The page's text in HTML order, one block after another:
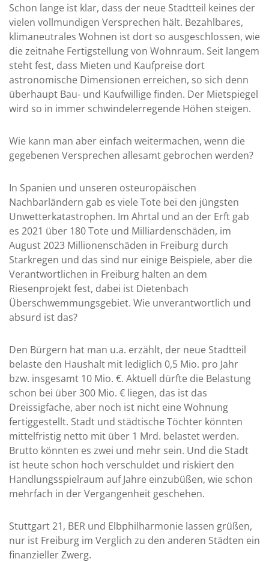
Schon lange ist klar, dass der neue Stadtteil keines der
vielen vollmundigen Versprechen hält. Bezahlbares,
klimaneutrales Wohnen ist dort so ausgeschlossen, wie
die zeitnahe Fertigstellung von Wohnraum. Seit langem
steht fest, dass Mieten und Kaufpreise dort
astronomische Dimensionen erreichen, so sich denn
überhaupt Bau- und Kaufwillige finden. Der Mietspiegel
wird so in immer schwindelerregende Höhen steigen.
Wie kann man aber einfach weitermachen, wenn die
gegebenen Versprechen allesamt gebrochen werden?
In Spanien und unseren osteuropäischen
Nachbarländern gab es viele Tote bei den jüngsten
Unwetterkatastrophen. Im Ahrtal und an der Erft gab
es 2021 über 180 Tote und Milliardenschäden, im
August 2023 Millionenschäden in Freiburg durch
Starkregen und das sind nur einige Beispiele, aber die
Verantwortlichen in Freiburg halten an dem
Riesenprojekt fest, dabei ist Dietenbach
Überschwemmungsgebiet. Wie unverantwortlich und
absurd ist das?
Den Bürgern hat man u.a. erzählt, der neue Stadtteil
belaste den Haushalt mit lediglich 0,5 Mio. pro Jahr
bzw. insgesamt 10 Mio. €. Aktuell dürfte die Belastung
schon bei über 300 Mio. € liegen, das ist das
Dreissigfache, aber noch ist nicht eine Wohnung
fertiggestellt. Stadt und städtische Töchter könnten
mittelfristig netto mit über 1 Mrd. belastet werden.
Brutto könnten es zwei und mehr sein. Und die Stadt
ist heute schon hoch verschuldet und riskiert den
Handlungsspielraum auf Jahre einzubüßen, wie schon
mehrfach in der Vergangenheit geschehen.
Stuttgart 21, BER und Elbphilharmonie lassen grüßen,
nur ist Freiburg im Verglich zu den anderen Städten ein
finanzieller Zwerg.